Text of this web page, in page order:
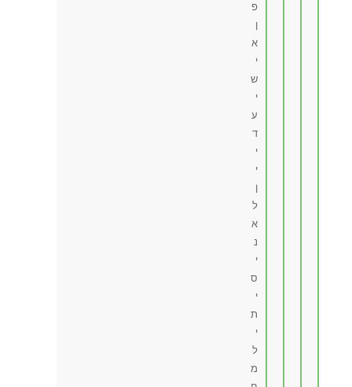
פ
ן
א
י
ש
י
ע
ד
י
י
ן
ל
א
נ
י
ס
י
ת
י
ל
מ